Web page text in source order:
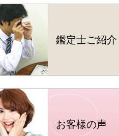
鑑定士ご紹介
お客様の声